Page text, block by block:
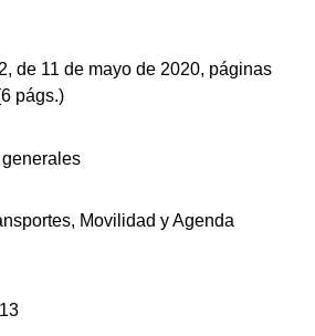
de 11 de mayo de 2020, páginas
págs.)
generales
Movilidad y Agenda